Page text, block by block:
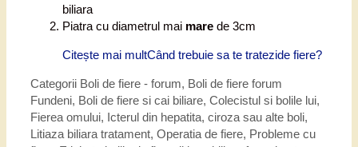
biliara
Piatra cu diametrul mai mare de 3cm
Citește mai multCând trebuie sa te tratezide fiere?
Categorii Boli de fiere - forum, Boli de fiere forum
Fundeni, Boli de fiere si cai biliare, Colecistul si bolile lui,
Fierea omului, Icterul din hepatita, ciroza sau alte boli,
Litiaza biliara tratament, Operatia de fiere, Probleme cu